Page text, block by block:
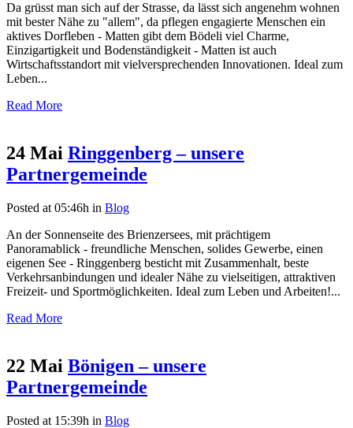
Da grüsst man sich auf der Strasse, da lässt sich angenehm wohnen
mit bester Nähe zu "allem", da pflegen engagierte Menschen ein
aktives Dorfleben - Matten gibt dem Bödeli viel Charme,
Einzigartigkeit und Bodenständigkeit - Matten ist auch
Wirtschaftsstandort mit vielversprechenden Innovationen. Ideal zum
Leben...
Read More
24 Mai Ringgenberg – unsere
Partnergemeinde
Posted at 05:46h in Blog
An der Sonnenseite des Brienzersees, mit prächtigem
Panoramablick - freundliche Menschen, solides Gewerbe, einen
eigenen See - Ringgenberg besticht mit Zusammenhalt, beste
Verkehrsanbindungen und idealer Nähe zu vielseitigen, attraktiven
Freizeit- und Sportmöglichkeiten. Ideal zum Leben und Arbeiten!...
Read More
22 Mai Bönigen – unsere
Partnergemeinde
Posted at 15:39h in Blog